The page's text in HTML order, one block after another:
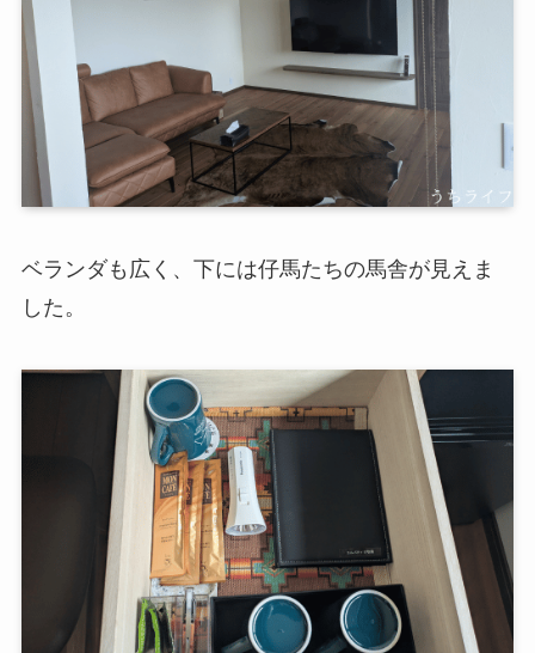
ベランダも広く、下には仔馬たちの馬舎が見えま
した。